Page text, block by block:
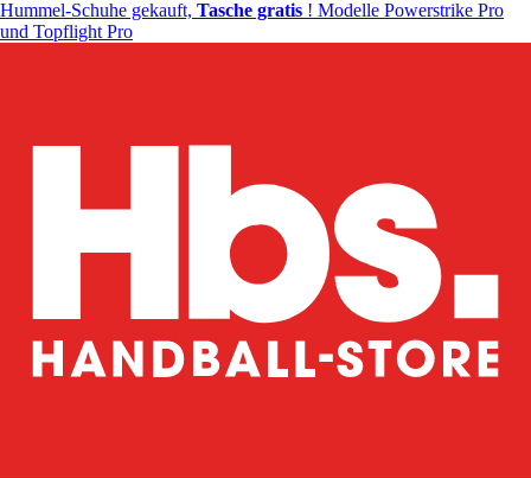
Hummel-Schuhe gekauft, Tasche gratis ! Modelle Powerstrike Pro
und Topflight Pro